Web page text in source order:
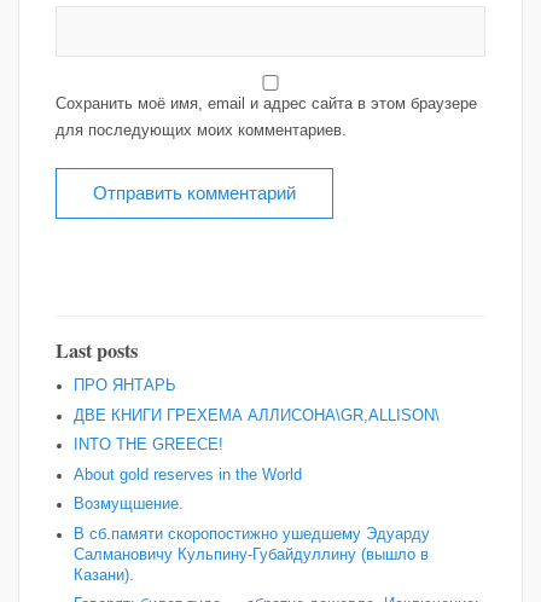
Сохранить моё имя, email и адрес сайта в этом браузере
для последующих моих комментариев.
Last posts
ПРО ЯНТАРЬ
ДВЕ КНИГИ ГРЕХЕМА АЛЛИСОНА\GR,ALLISON\
INTO THE GREECE!
About gold reserves in the World
Возмущшение.
В сб.памяти скоропостижно ушедшему Эдуарду
Салмановичу Кульпину-Губайдуллину (вышло в
Казани).